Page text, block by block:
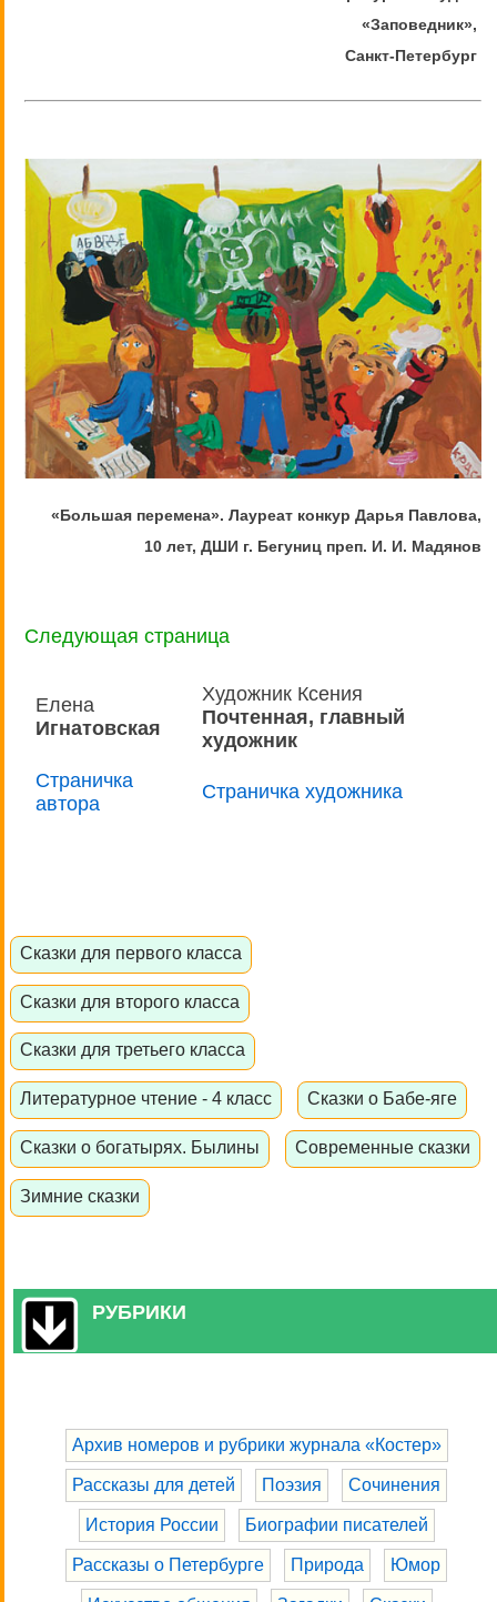
«Заповедник»,
Санкт-Петербург
«Большая перемена». Лауреат конкур Дарья Павлова,
10 лет, ДШИ г. Бегуниц преп. И. И. Мадянов
Следующая страница
Елена
Игнатовская
Художник Ксения
Почтенная, главный
художник
Страничка
автора
Страничка художника
Сказки для первого класса
Сказки для второго класса
Сказки для третьего класса
Литературное чтение - 4 класс Сказки о Бабе-яге
Сказки о богатырях. Былины Современные сказки
Зимние сказки
РУБРИКИ
Архив номеров и рубрики журнала «Костер»
Рассказы для детей Поэзия Сочинения
История России Биографии писателей
Рассказы о Петербурге Природа Юмор